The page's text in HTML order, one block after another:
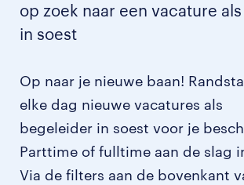
op zoek naar een vacature
in soest
Op naar je nieuwe baan!
elke dag nieuwe vacatures als
begeleider in soest voor je
Parttime of fulltime aan de slag
Via de filters aan de bovenkant